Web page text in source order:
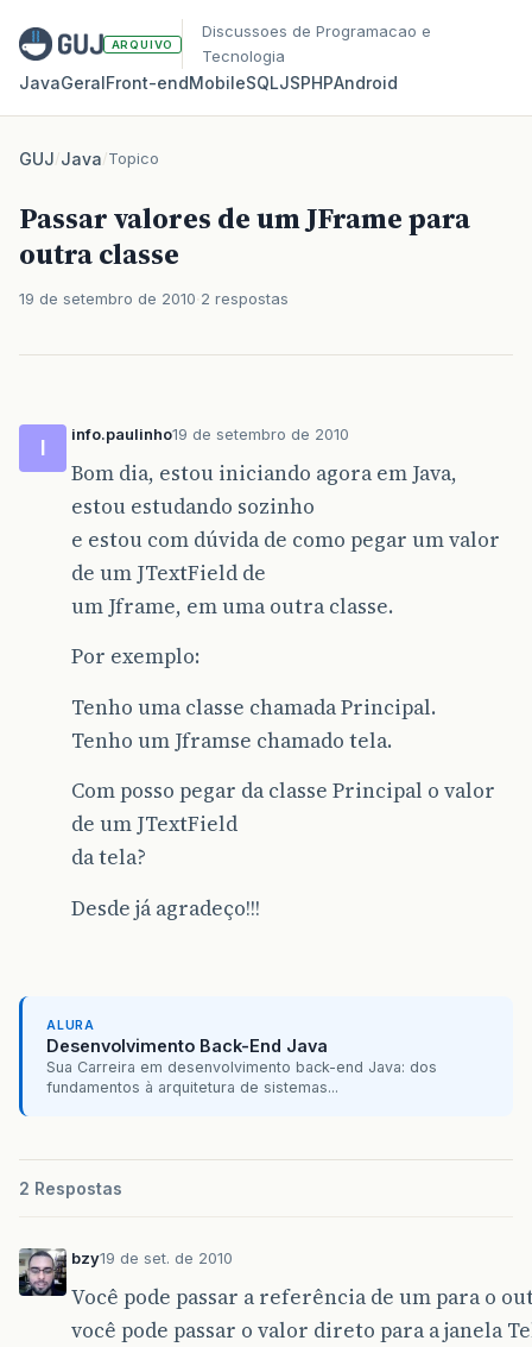
ARQUIVO
Discussoes de Programacao e
Tecnologia
JavaGeralFront‑endMobileSQLJSPHPAndroid
GUJ/Java/Topico
Passar valores de um JFrame para
outra classe
19 de setembro de 2010 2 respostas
I
info.paulinho19 de setembro de 2010
Bom dia, estou iniciando agora em Java,
estou estudando sozinho
e estou com dúvida de como pegar um valor
de um JTextField de
um Jframe, em uma outra classe.
Por exemplo:
Tenho uma classe chamada Principal.
Tenho um Jframse chamado tela.
Com posso pegar da classe Principal o valor
de um JTextField
da tela?
Desde já agradeço!!!
ALURA
Desenvolvimento Back-End Java
Sua Carreira em desenvolvimento back-end Java: dos
fundamentos à arquitetura de sistemas...
2 Respostas
bzy19 de set. de 2010
Você pode passar a referência de um para o
você pode passar o valor direto para a janela